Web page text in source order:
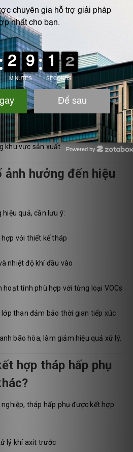
in và dung môi làm sạch
xưởng
dung môi
phản ứng
khu vực sản xuất
ảnh hưởng đến hiệu
quả, cần lưu ý:
với thiết kế tháp
nhiệt độ khí đầu vào
hoạt tính phù hợp với từng loại VOCs
lớp than đảm bảo thời gian tiếp xúc
bão hòa, làm giảm hiệu quả xử lý.
hợp tháp hấp phụ
tháp hấp phụ được kết hợp
lý khí axit trước
Powered by